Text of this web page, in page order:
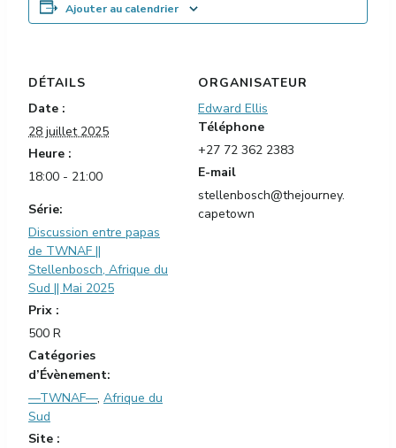
Ajouter au calendrier
DÉTAILS
Date :
28 juillet 2025
Heure :
18:00 - 21:00
Série:
Discussion entre papas
de TWNAF ||
Stellenbosch, Afrique du
Sud || Mai 2025
Prix :
500 R
Catégories
d’Évènement:
—TWNAF—, Afrique du
Sud
Site :
ORGANISATEUR
Edward Ellis
Téléphone
+27 72 362 2383
E-mail
stellenbosch@thejourney.
capetown